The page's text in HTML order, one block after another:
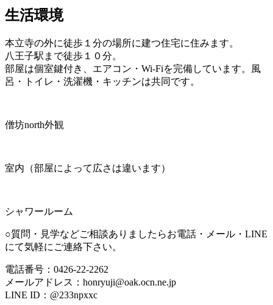
生活環境
本立寺の外に徒歩１分の場所に建つ住宅に住みます。
八王子駅まで徒歩１０分。
部屋は個室鍵付き、エアコン・Wi-Fiを完備しています。風
呂・トイレ・洗濯機・キッチンは共同です。
僧坊north外観
室内（部屋によって広さは違います）
シャワールーム
○質問・見学などご相談ありましたらお電話・メール・LINE
にて気軽にご連絡下さい。
電話番号：0426-22-2262
メールアドレス：honryuji@oak.ocn.ne.jp
LINE ID：@233npxxc